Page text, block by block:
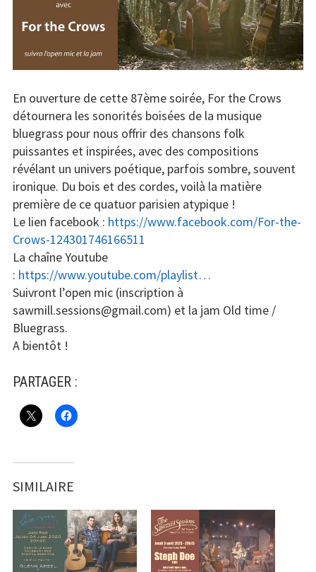
Liens
En ouverture de cette 87ème soirée, For the Crows
détournera les sonorités boisées de la musique
bluegrass pour nous offrir des chansons folk
puissantes et inspirées, avec des compositions
révélant un univers poétique, parfois sombre, souvent
ironique. Du bois et des cordes, voilà la matière
première de ce quatuor parisien atypique !
Le lien facebook : https://www.facebook.com/For-the-
Crows-124301746166511
La chaîne Youtube
: https://www.youtube.com/playlist…
Suivront l’open mic (inscription à
sawmill.sessions@gmail.com) et la jam Old time /
Bluegrass.
A bientôt !
PARTAGER :
SIMILAIRE